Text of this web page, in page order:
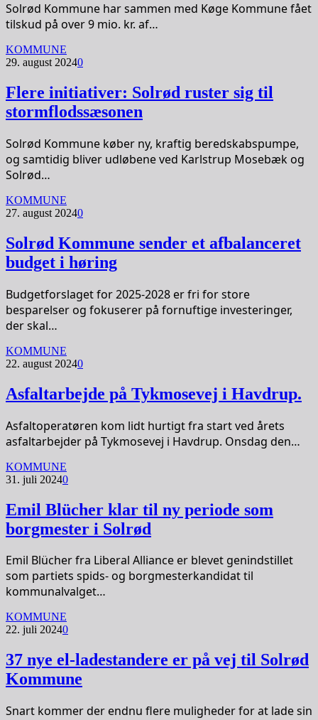
Solrød Kommune har sammen med Køge Kommune fået
tilskud på over 9 mio. kr. af…
KOMMUNE
29. august 20240
Flere initiativer: Solrød ruster sig til
stormflodssæsonen
Solrød Kommune køber ny, kraftig beredskabspumpe,
og samtidig bliver udløbene ved Karlstrup Mosebæk og
Solrød…
KOMMUNE
27. august 20240
Solrød Kommune sender et afbalanceret
budget i høring
Budgetforslaget for 2025-2028 er fri for store
besparelser og fokuserer på fornuftige investeringer,
der skal…
KOMMUNE
22. august 20240
Asfaltarbejde på Tykmosevej i Havdrup.
Asfaltoperatøren kom lidt hurtigt fra start ved årets
asfaltarbejder på Tykmosevej i Havdrup. Onsdag den…
KOMMUNE
31. juli 20240
Emil Blücher klar til ny periode som
borgmester i Solrød
Emil Blücher fra Liberal Alliance er blevet genindstillet
som partiets spids- og borgmesterkandidat til
kommunalvalget…
KOMMUNE
22. juli 20240
37 nye el-ladestandere er på vej til Solrød
Kommune
Snart kommer der endnu flere muligheder for at lade sin